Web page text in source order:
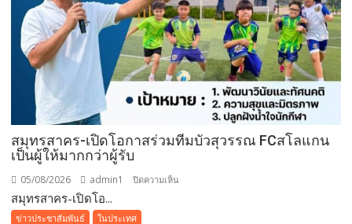
ที่มา
พร้อม
ล็อบสเตอร์
ภูเก็ต
ย่าง
รส
ณ
สมุทรสาคร-เปิดโอกาสร่วมทีมบัวสุวรรณ FCสโลแกน
เป็นผู้ให้มากกว่าผู้รับ
05/08/2026 admin1 ปิดความเห็น
สมุทรสาคร-เปิดโอ...
ข่าวประชาสัมพันธ์ ในประเทศ